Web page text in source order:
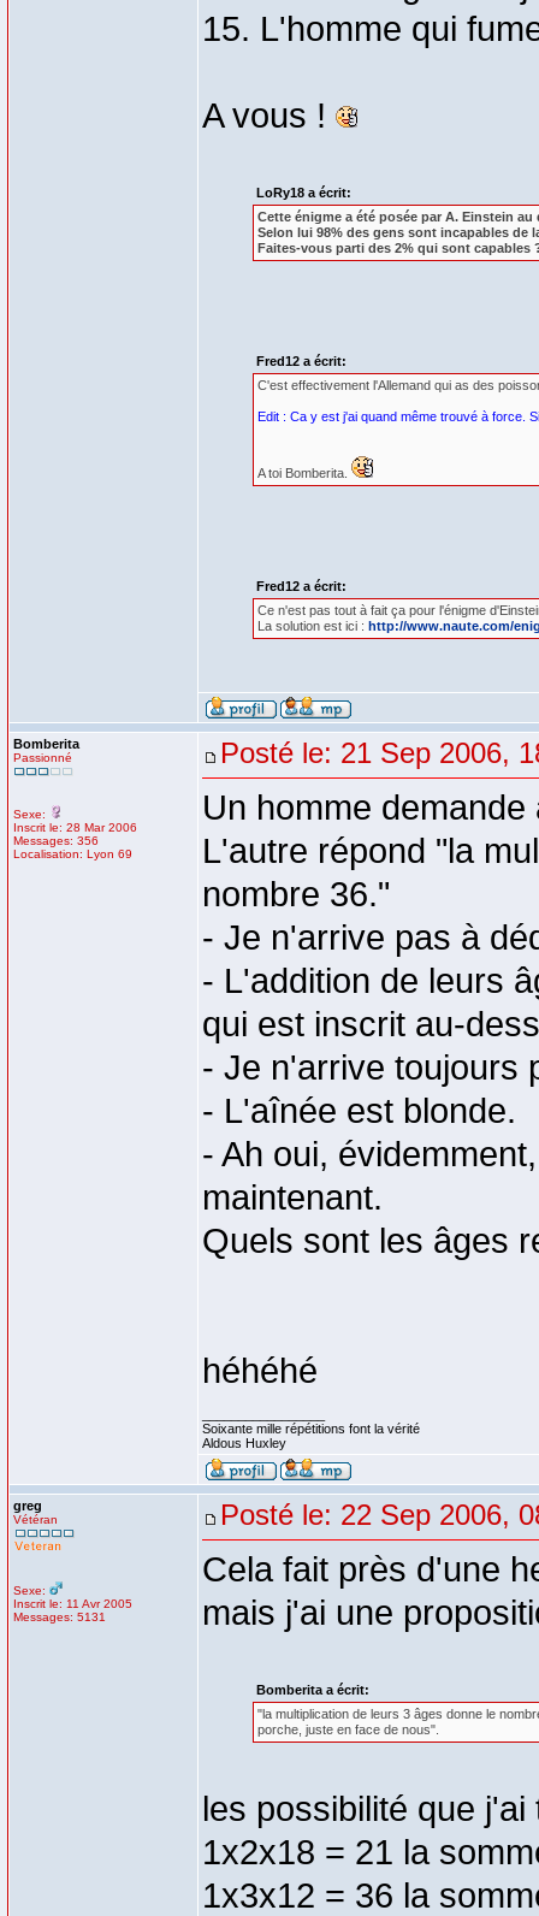
15. L'homme qui
A vous !
LoRy18 a écrit:
Cette énigme a été posée par A. Einstein
Selon lui 98% des gens sont incapables de
Faites-vous parti des 2% qui sont capables
Fred12 a écrit:
C'est effectivement l'Allemand qui as des
Edit : Ca y est j'ai quand même trouvé à force.
A toi Bomberita.
Fred12 a écrit:
Ce n'est pas tout à fait ça pour l'énigme
La solution est ici : http://www.naute.com/
Bomberita
Passionné
Sexe:
Inscrit le: 28 Mar 2006
Messages: 356
Localisation: Lyon 69
Posté le: 21 Sep 2006,
Un homme
L'autre répond "la
nombre 36."
- Je n'arrive pas à
- L'addition de leurs
qui est inscrit au-
- Je n'arrive toujours
- L'aînée est blonde.
- Ah oui,
maintenant.
Quels sont les âges
héhéhé
Soixante mille répétitions font la vérité
Aldous Huxley
greg
Vétéran
Sexe:
Inscrit le: 11 Avr 2005
Messages: 5131
Posté le: 22 Sep 2006,
Cela fait près d'une
mais j'ai une
Bomberita a écrit:
"la multiplication de leurs 3 âges donne le
porche, juste en face de nous".
les possibilité que j'ai
1x2x18 = 21 la
1x3x12 = 36 la